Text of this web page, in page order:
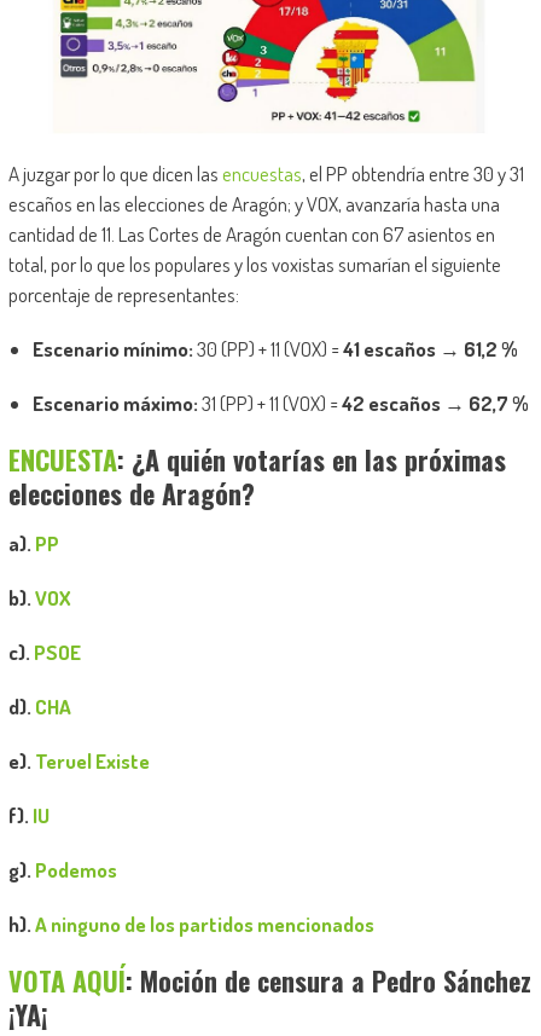
A juzgar por lo que dicen lasencuestas, el PP obtendría entre 30 y 31
escaños en las elecciones de Aragón; y VOX, avanzaría hasta una
cantidad de 11. Las Cortes de Aragón cuentan con 67 asientos en
total, por lo que los populares y los voxistas sumarían el siguiente
porcentaje de representantes:
Escenario mínimo:30 (PP) + 11 (VOX) =41 escaños→ 61,2 %
Escenario máximo:31 (PP) + 11 (VOX) =42 escaños→ 62,7 %
ENCUESTA: ¿A quién votarías en las próximas
elecciones de Aragón?
a). PP
b).VOX
c). PSOE
d). CHA
e). Teruel Existe
f). IU
g). Podemos
h).A ninguno de los partidos mencionados
VOTA AQUÍ: Moción de censura a Pedro Sánchez
¡YA¡